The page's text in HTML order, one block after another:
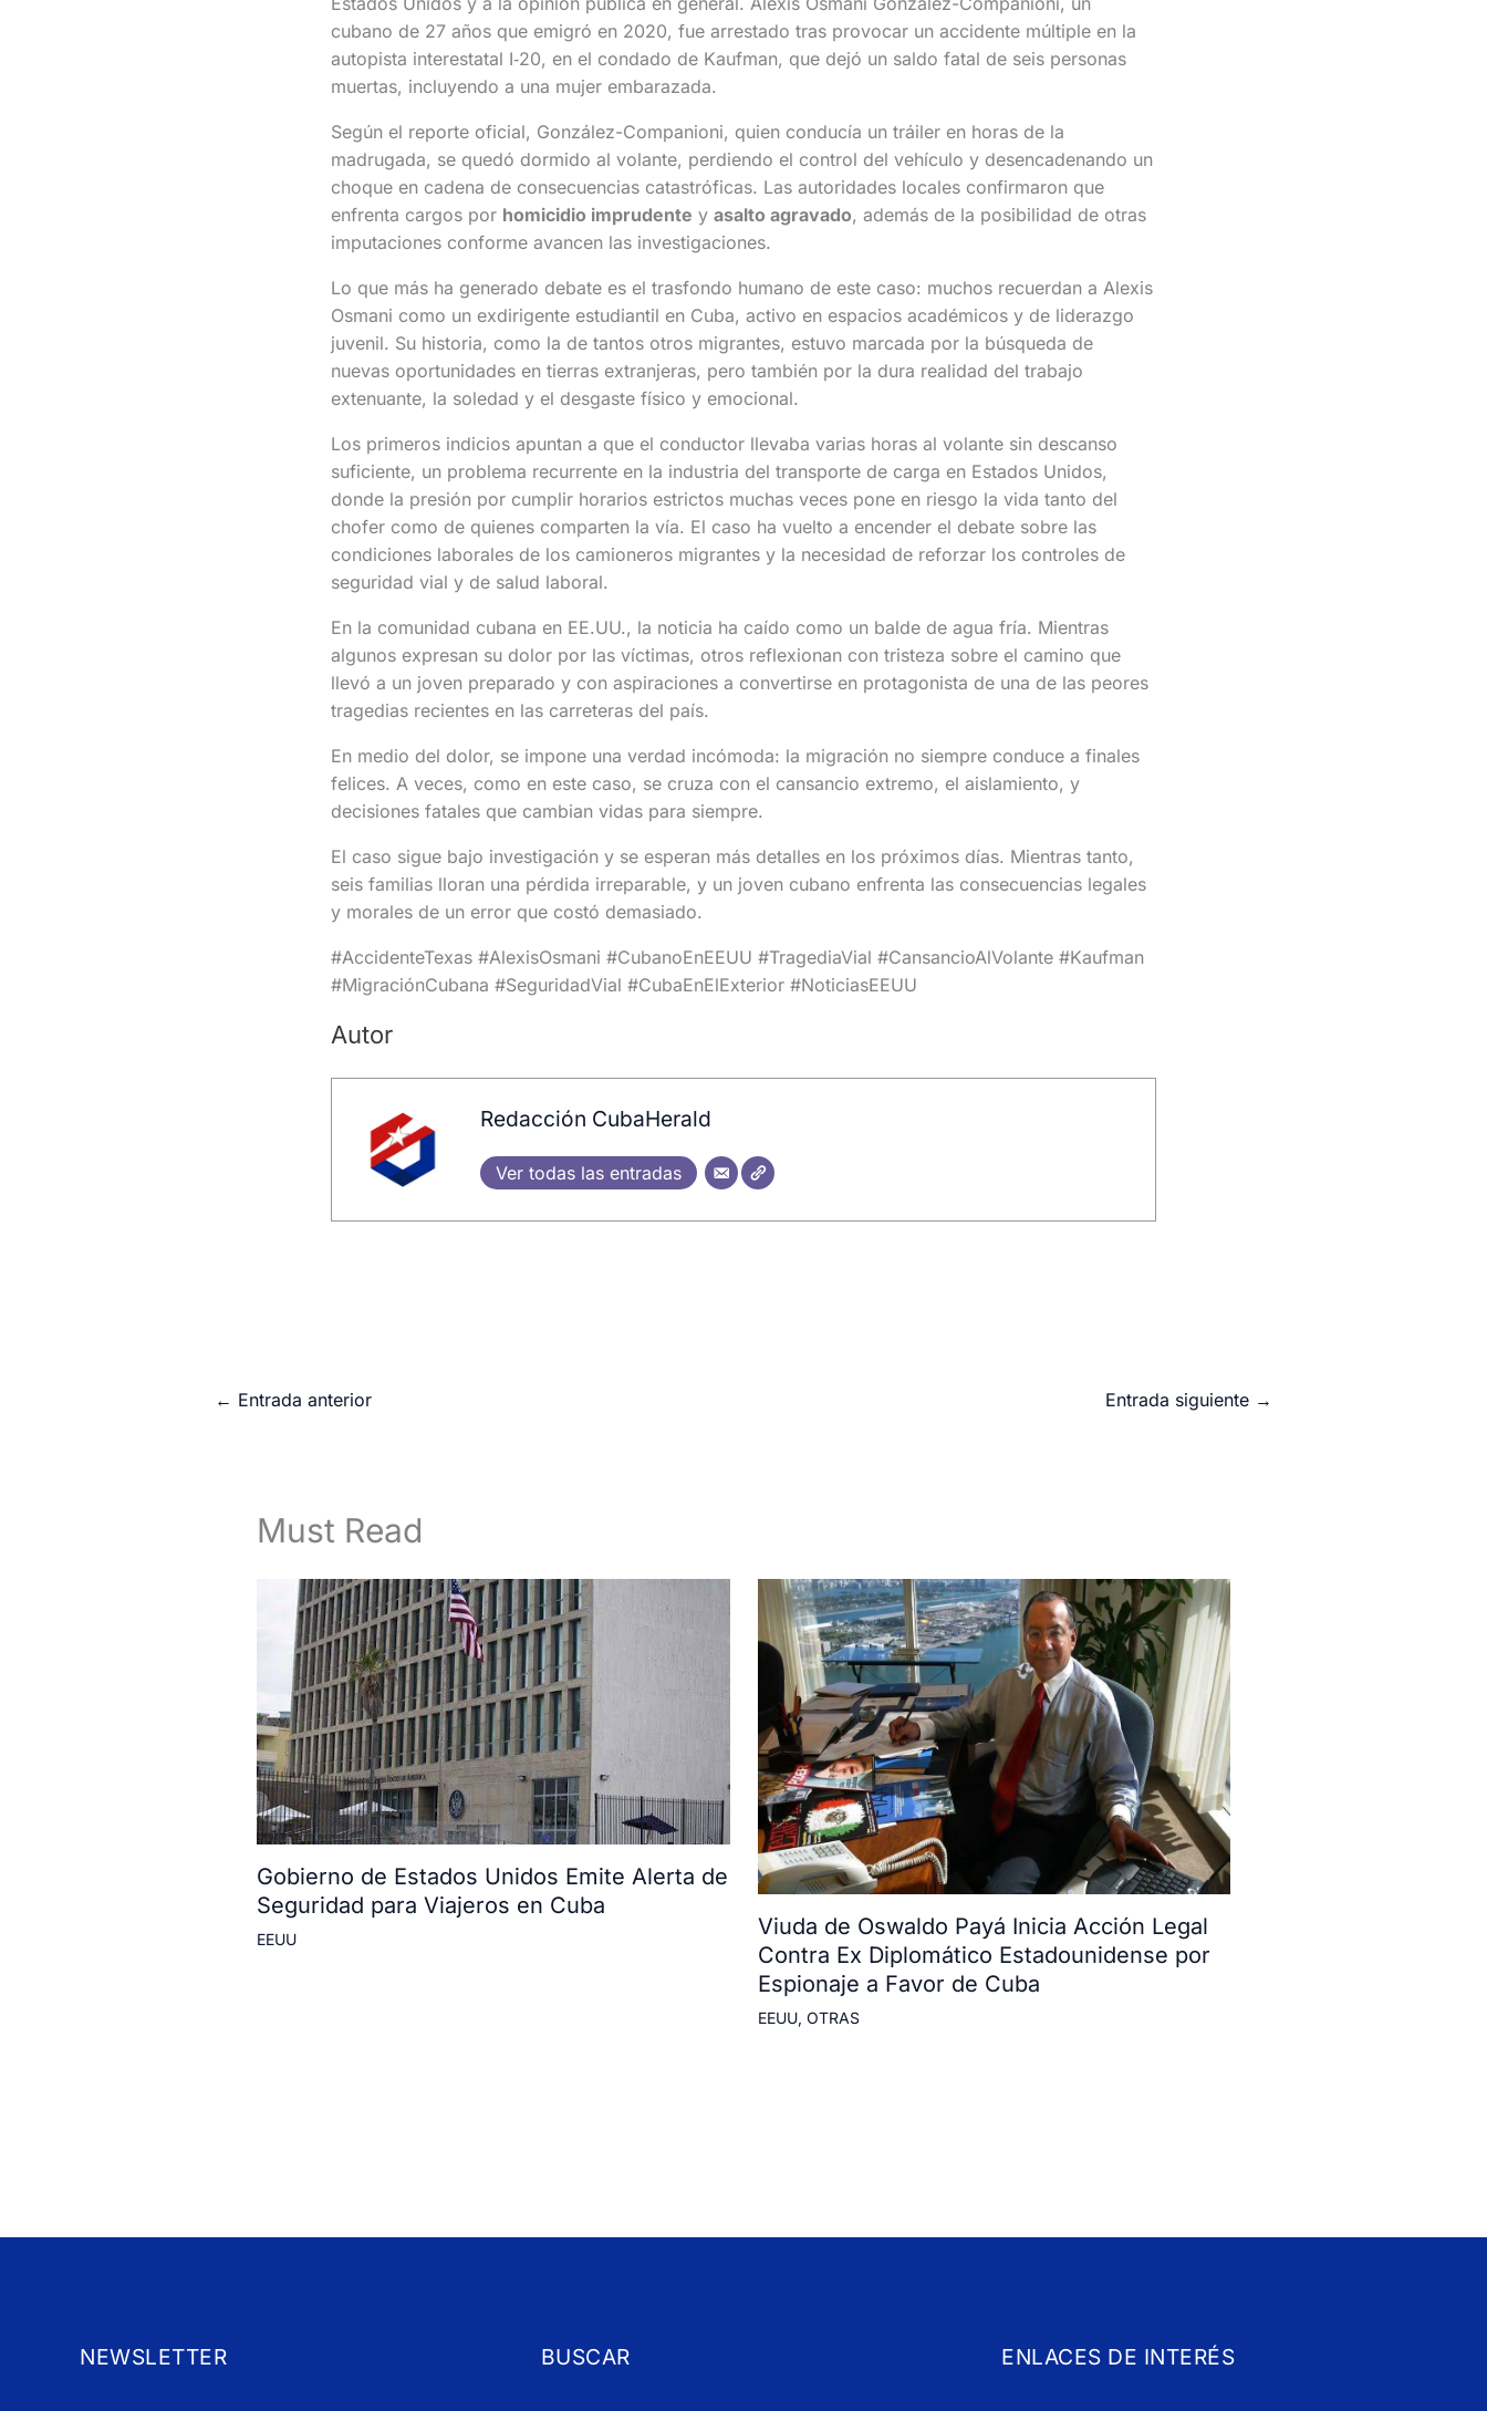
cubano de 27 años que emigró en 2020, fue arrestado tras provocar un accidente múltiple en la
autopista interestatal I‑20, en el condado de Kaufman, que dejó un saldo fatal de seis personas
muertas, incluyendo a una mujer embarazada.
Según el reporte oficial, González-Companioni, quien conducía un tráiler en horas de la
madrugada, se quedó dormido al volante, perdiendo el control del vehículo y desencadenando un
choque en cadena de consecuencias catastróficas. Las autoridades locales confirmaron que
enfrenta cargos por homicidio imprudente y asalto agravado, además de la posibilidad de otras
imputaciones conforme avancen las investigaciones.
Lo que más ha generado debate es el trasfondo humano de este caso: muchos recuerdan a Alexis
Osmani como un exdirigente estudiantil en Cuba, activo en espacios académicos y de liderazgo
juvenil. Su historia, como la de tantos otros migrantes, estuvo marcada por la búsqueda de
nuevas oportunidades en tierras extranjeras, pero también por la dura realidad del trabajo
extenuante, la soledad y el desgaste físico y emocional.
Los primeros indicios apuntan a que el conductor llevaba varias horas al volante sin descanso
suficiente, un problema recurrente en la industria del transporte de carga en Estados Unidos,
donde la presión por cumplir horarios estrictos muchas veces pone en riesgo la vida tanto del
chofer como de quienes comparten la vía. El caso ha vuelto a encender el debate sobre las
condiciones laborales de los camioneros migrantes y la necesidad de reforzar los controles de
seguridad vial y de salud laboral.
En la comunidad cubana en EE.UU., la noticia ha caído como un balde de agua fría. Mientras
algunos expresan su dolor por las víctimas, otros reflexionan con tristeza sobre el camino que
llevó a un joven preparado y con aspiraciones a convertirse en protagonista de una de las peores
tragedias recientes en las carreteras del país.
En medio del dolor, se impone una verdad incómoda: la migración no siempre conduce a finales
felices. A veces, como en este caso, se cruza con el cansancio extremo, el aislamiento, y
decisiones fatales que cambian vidas para siempre.
El caso sigue bajo investigación y se esperan más detalles en los próximos días. Mientras tanto,
seis familias lloran una pérdida irreparable, y un joven cubano enfrenta las consecuencias legales
y morales de un error que costó demasiado.
#AccidenteTexas #AlexisOsmani #CubanoEnEEUU #TragediaVial #CansancioAlVolante #Kaufman
#MigraciónCubana #SeguridadVial #CubaEnElExterior #NoticiasEEUU
Autor
Redacción CubaHerald
Ver todas las entradas
← Entrada anterior Entrada siguiente →
Must Read
Gobierno de Estados Unidos Emite Alerta de
Seguridad para Viajeros en Cuba
EEUU
Viuda de Oswaldo Payá Inicia Acción Legal
Contra Ex Diplomático Estadounidense por
Espionaje a Favor de Cuba
EEUU, OTRAS
NEWSLETTER BUSCAR ENLACES DE INTERÉS